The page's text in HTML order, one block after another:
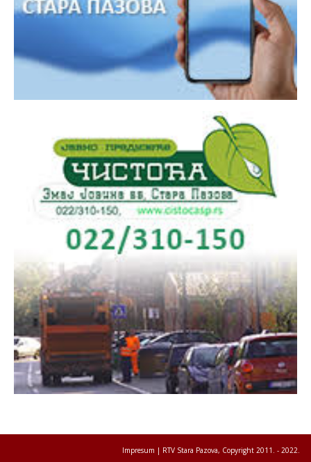
Impresum | RTV Stara Pazova, Copyright 2011. - 2022.